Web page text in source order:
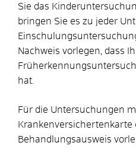
Sie das
bringen Sie es zu jeder
Nachweis vorlegen, dass
hat
Für die Untersuchungen
Krankenversichertenkarte
Behandlungsausweis